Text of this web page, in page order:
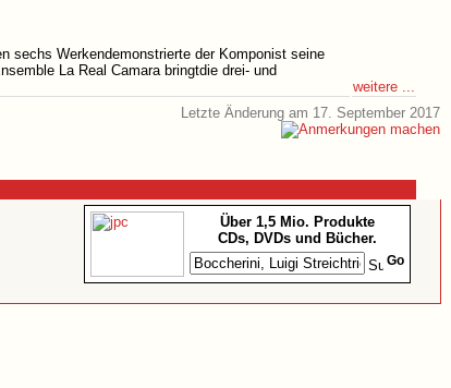
sechs Werkendemonstrierte der Komponist seine
La Real Camara bringtdie drei- und
weitere ...
Letzte Änderung am 17. September 2017
Über 1,5 Mio. Produkte
CDs, DVDs und Bücher.
Go